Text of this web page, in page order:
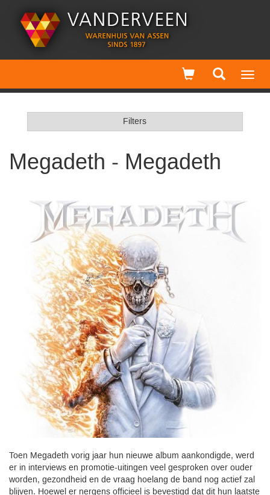
Filters
Megadeth - Megadeth
Toen Megadeth vorig jaar hun nieuwe album aankondigde, werd
er in interviews en promotie-uitingen veel gesproken over ouder
worden, gezondheid en de vraag hoelang de band nog actief zal
blijven. Hoewel er nergens officieel is bevestigd dat dit hun laatste